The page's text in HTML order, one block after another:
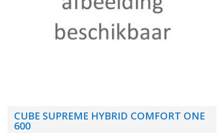
CUBE SUPREME HYBRID COMFORT ONE
600